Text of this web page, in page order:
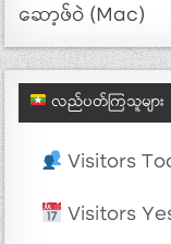
ဆော့ဖ်ဝဲ (Mac)
လည်ပတ်ကြသူများ
Visitors
Visitors